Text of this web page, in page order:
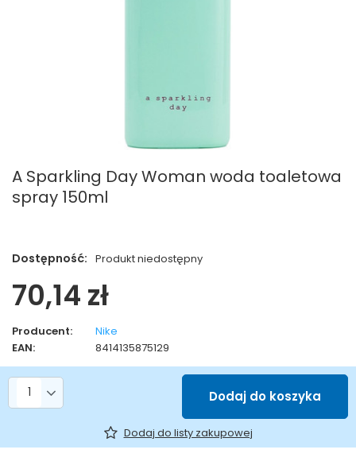
A Sparkling Day Woman woda toaletowa
spray 150ml
Dostępność: Produkt niedostępny
70,14 zł
Producent:
Nike
EAN:
8414135875129
Liczba produktów
Dodaj do koszyka
Dodaj do listy zakupowej